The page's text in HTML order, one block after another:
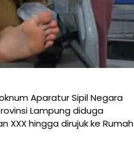
Aparatur Sipil Negara
Lampung diduga
XXX hingga dirujuk ke Rumah